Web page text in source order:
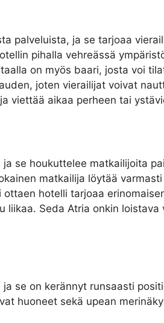
palveluista, ja se tarjoaa
pihalla vehreässä
on myös baari, josta voi
joten vierailijat voivat
viettää aikaa perheen tai
se houkuttelee matkailijoita
matkailija löytää
hotelli tarjoaa
Seda Atria onkin
se on kerännyt runsaasti
huoneet sekä upean